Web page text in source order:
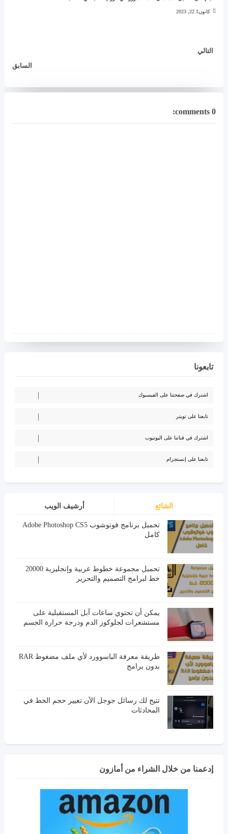
كانون1 22, 2023
التالي
السابق
0 comments:
تابعونا
اشترك في صفحتنا على الفيسبوك
تابعنا على تويتر
اشترك في قناتنا على اليوتيوب
تابعنا على إنستجرام
الشائع أرشيف الويب
تحميل برنامج فوتوشوب Adobe Photoshop CS5
كامل
تحميل مجموعة خطوط عربية وإنجليزية 20000
خط لبرامج التصميم والتحرير
يمكن أن تحتوي ساعات آبل المستقبلية على
مستشعرات لجلوكوز الدم ودرجة حرارة الجسم
طريقة معرفة الباسوورد لأي ملف مضغوط RAR
بدون برامج
تتيح لك رسائل جوجل الآن تغيير حجم الخط في
المحادثات
إدعمنا من خلال الشراء من أمازون